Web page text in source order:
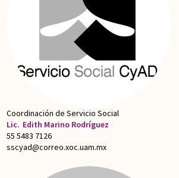
Coordinación de Servicio Social
Lic. Edith Marino Rodríguez
55 5483 7126
sscyad@correo.xoc.uam.mx